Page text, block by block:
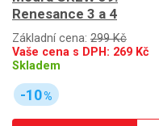
Renesance 3 a 4
Základní cena: 299 Kč
Vaše cena s DPH: 269 Kč
Skladem
-10%